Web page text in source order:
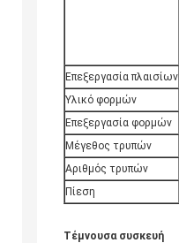
Επεξεργασία πλαισίων
Υλικό φορμών
Επεξεργασία φορμών
Μέγεθος τρυπών
Αριθμός τρυπών
Πίεση
Τέμνουσα συσκευή